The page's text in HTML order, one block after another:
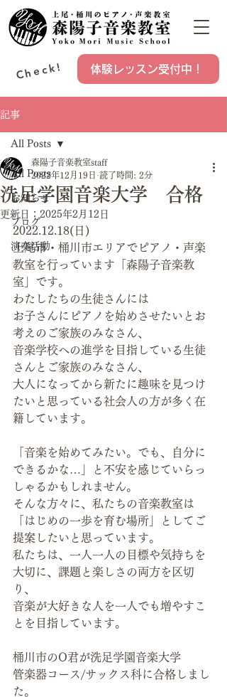
Check! 体験レッスン受付中！
記事
All Posts
お知らせ
ブログ
演奏活動
All Posts
洗足学園音楽大学 合格
森陽子音楽教室staff
2022年12月19日 読了時間: 2分
更新日： 2025年2月12日
2022.12.18(日)
上尾市・桶川市エリアでピアノ・声楽
教室を行っています「森陽子音楽教
室」です。
わたしたちの生徒さんには
お子さんにピアノを始めさせたいとお
考えのご家族のみなさん、
音楽学校への進学を目指している生徒
さんとご家族のみなさん、
大人になってから新たに趣味を見つけ
たいと思っている社会人の方が多く在
籍しています。
「音楽を始めてみたい。でも、自分に
できるかな…」と不安を感じていらっ
しゃるかもしれません。
そんな方々に、私たちの音楽教室は
「はじめの一歩を育む場所」としてご
提案したいと思っています。
私たちは、一人一人の目標や気持ちを
大切に、課題と楽しさの両方を区切
り、
音楽が大好きな人を一人でも増やすこ
とを目指しています。
桶川市のO君が洗足学園音楽大学
管楽器コース/サックス科に合格しまし
た。